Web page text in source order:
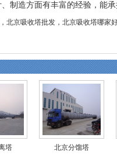
制造方面有丰富的经验，能
北京吸收塔批发，北京吸收塔哪家
塔 北京分馏塔